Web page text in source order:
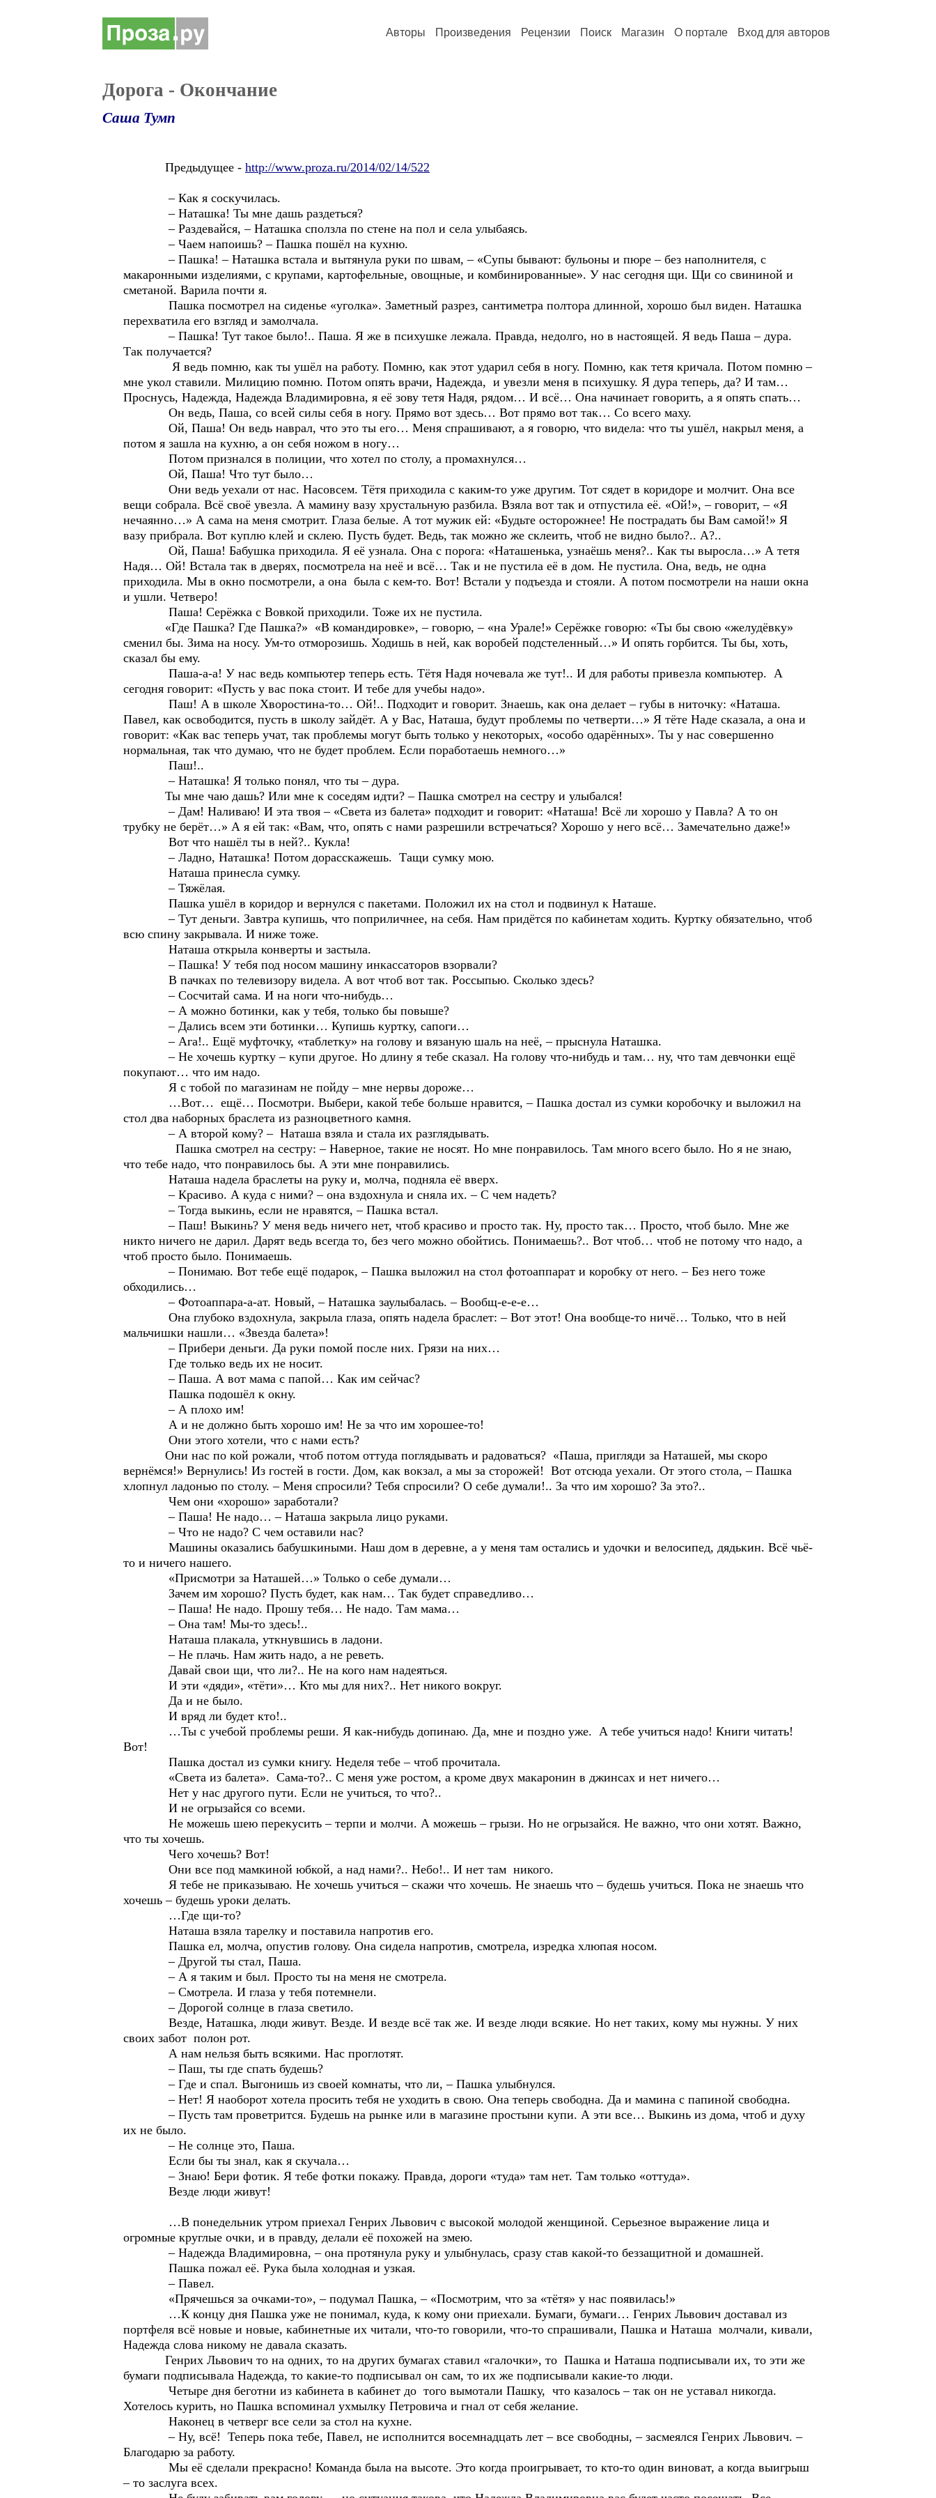
Авторы Произведения Рецензии Поиск Магазин О портале Вход для авторов
Дорога - Окончание
Саша Тумп
Предыдущее - http://www.proza.ru/2014/02/14/522
– Как я соскучилась.
– Наташка! Ты мне дашь раздеться?
– Раздевайся, – Наташка сползла по стене на пол и села улыбаясь.
– Чаем напоишь? – Пашка пошёл на кухню.
– Пашка! – Наташка встала и вытянула руки по швам, – «Супы бывают: бульоны и пюре – без наполнителя, с
макаронными изделиями, с крупами, картофельные, овощные, и комбинированные». У нас сегодня щи. Щи со свининой и
сметаной. Варила почти я.
Пашка посмотрел на сиденье «уголка». Заметный разрез, сантиметра полтора длинной, хорошо был виден. Наташка
перехватила его взгляд и замолчала.
– Пашка! Тут такое было!.. Паша. Я же в психушке лежала. Правда, недолго, но в настоящей. Я ведь Паша – дура.
Так получается?
Я ведь помню, как ты ушёл на работу. Помню, как этот ударил себя в ногу. Помню, как тетя кричала. Потом помню –
мне укол ставили. Милицию помню. Потом опять врачи, Надежда, и увезли меня в психушку. Я дура теперь, да? И там…
Проснусь, Надежда, Надежда Владимировна, я её зову тетя Надя, рядом… И всё… Она начинает говорить, а я опять спать…
Он ведь, Паша, со всей силы себя в ногу. Прямо вот здесь… Вот прямо вот так… Со всего маху.
Ой, Паша! Он ведь наврал, что это ты его… Меня спрашивают, а я говорю, что видела: что ты ушёл, накрыл меня, а
потом я зашла на кухню, а он себя ножом в ногу…
Потом признался в полиции, что хотел по столу, а промахнулся…
Ой, Паша! Что тут было…
Они ведь уехали от нас. Насовсем. Тётя приходила с каким-то уже другим. Тот сядет в коридоре и молчит. Она все
вещи собрала. Всё своё увезла. А мамину вазу хрустальную разбила. Взяла вот так и отпустила её. «Ой!», – говорит, – «Я
нечаянно…» А сама на меня смотрит. Глаза белые. А тот мужик ей: «Будьте осторожнее! Не пострадать бы Вам самой!» Я
вазу прибрала. Вот куплю клей и склею. Пусть будет. Ведь, так можно же склеить, чтоб не видно было?.. А?..
Ой, Паша! Бабушка приходила. Я её узнала. Она с порога: «Наташенька, узнаёшь меня?.. Как ты выросла…» А тетя
Надя… Ой! Встала так в дверях, посмотрела на неё и всё… Так и не пустила её в дом. Не пустила. Она, ведь, не одна
приходила. Мы в окно посмотрели, а она была с кем-то. Вот! Встали у подъезда и стояли. А потом посмотрели на наши окна
и ушли. Четверо!
Паша! Серёжка с Вовкой приходили. Тоже их не пустила.
«Где Пашка? Где Пашка?» «В командировке», – говорю, – «на Урале!» Серёжке говорю: «Ты бы свою «желудёвку»
сменил бы. Зима на носу. Ум-то отморозишь. Ходишь в ней, как воробей подстеленный…» И опять горбится. Ты бы, хоть,
сказал бы ему.
Паша-а-а! У нас ведь компьютер теперь есть. Тётя Надя ночевала же тут!.. И для работы привезла компьютер. А
сегодня говорит: «Пусть у вас пока стоит. И тебе для учебы надо».
Паш! А в школе Хворостина-то… Ой!.. Подходит и говорит. Знаешь, как она делает – губы в ниточку: «Наташа.
Павел, как освободится, пусть в школу зайдёт. А у Вас, Наташа, будут проблемы по четверти…» Я тёте Наде сказала, а она и
говорит: «Как вас теперь учат, так проблемы могут быть только у некоторых, «особо одарённых». Ты у нас совершенно
нормальная, так что думаю, что не будет проблем. Если поработаешь немного…»
Паш!..
– Наташка! Я только понял, что ты – дура.
Ты мне чаю дашь? Или мне к соседям идти? – Пашка смотрел на сестру и улыбался!
– Дам! Наливаю! И эта твоя – «Света из балета» подходит и говорит: «Наташа! Всё ли хорошо у Павла? А то он
трубку не берёт…» А я ей так: «Вам, что, опять с нами разрешили встречаться? Хорошо у него всё… Замечательно даже!»
Вот что нашёл ты в ней?.. Кукла!
– Ладно, Наташка! Потом дорасскажешь. Тащи сумку мою.
Наташа принесла сумку.
– Тяжёлая.
Пашка ушёл в коридор и вернулся с пакетами. Положил их на стол и подвинул к Наташе.
– Тут деньги. Завтра купишь, что поприличнее, на себя. Нам придётся по кабинетам ходить. Куртку обязательно, чтоб
всю спину закрывала. И ниже тоже.
Наташа открыла конверты и застыла.
– Пашка! У тебя под носом машину инкассаторов взорвали?
В пачках по телевизору видела. А вот чтоб вот так. Россыпью. Сколько здесь?
– Сосчитай сама. И на ноги что-нибудь…
– А можно ботинки, как у тебя, только бы повыше?
– Дались всем эти ботинки… Купишь куртку, сапоги…
– Ага!.. Ещё муфточку, «таблетку» на голову и вязаную шаль на неё, – прыснула Наташка.
– Не хочешь куртку – купи другое. Но длину я тебе сказал. На голову что-нибудь и там… ну, что там девчонки ещё
покупают… что им надо.
Я с тобой по магазинам не пойду – мне нервы дороже…
…Вот… ещё… Посмотри. Выбери, какой тебе больше нравится, – Пашка достал из сумки коробочку и выложил на
стол два наборных браслета из разноцветного камня.
– А второй кому? – Наташа взяла и стала их разглядывать.
Пашка смотрел на сестру: – Наверное, такие не носят. Но мне понравилось. Там много всего было. Но я не знаю,
что тебе надо, что понравилось бы. А эти мне понравились.
Наташа надела браслеты на руку и, молча, подняла её вверх.
– Красиво. А куда с ними? – она вздохнула и сняла их. – С чем надеть?
– Тогда выкинь, если не нравятся, – Пашка встал.
– Паш! Выкинь? У меня ведь ничего нет, чтоб красиво и просто так. Ну, просто так… Просто, чтоб было. Мне же
никто ничего не дарил. Дарят ведь всегда то, без чего можно обойтись. Понимаешь?.. Вот чтоб… чтоб не потому что надо, а
чтоб просто было. Понимаешь.
– Понимаю. Вот тебе ещё подарок, – Пашка выложил на стол фотоаппарат и коробку от него. – Без него тоже
обходились…
– Фотоаппара-а-ат. Новый, – Наташка заулыбалась. – Вообщ-е-е-е…
Она глубоко вздохнула, закрыла глаза, опять надела браслет: – Вот этот! Она вообще-то ничё… Только, что в ней
мальчишки нашли… «Звезда балета»!
– Прибери деньги. Да руки помой после них. Грязи на них…
Где только ведь их не носит.
– Паша. А вот мама с папой… Как им сейчас?
Пашка подошёл к окну.
– А плохо им!
А и не должно быть хорошо им! Не за что им хорошее-то!
Они этого хотели, что с нами есть?
Они нас по кой рожали, чтоб потом оттуда поглядывать и радоваться? «Паша, пригляди за Наташей, мы скоро
вернёмся!» Вернулись! Из гостей в гости. Дом, как вокзал, а мы за сторожей! Вот отсюда уехали. От этого стола, – Пашка
хлопнул ладонью по столу. – Меня спросили? Тебя спросили? О себе думали!.. За что им хорошо? За это?..
Чем они «хорошо» заработали?
– Паша! Не надо… – Наташа закрыла лицо руками.
– Что не надо? С чем оставили нас?
Машины оказались бабушкиными. Наш дом в деревне, а у меня там остались и удочки и велосипед, дядькин. Всё чьё-
то и ничего нашего.
«Присмотри за Наташей…» Только о себе думали…
Зачем им хорошо? Пусть будет, как нам… Так будет справедливо…
– Паша! Не надо. Прошу тебя… Не надо. Там мама…
– Она там! Мы-то здесь!..
Наташа плакала, уткнувшись в ладони.
– Не плачь. Нам жить надо, а не реветь.
Давай свои щи, что ли?.. Не на кого нам надеяться.
И эти «дяди», «тёти»… Кто мы для них?.. Нет никого вокруг.
Да и не было.
И вряд ли будет кто!..
…Ты с учебой проблемы реши. Я как-нибудь допинаю. Да, мне и поздно уже. А тебе учиться надо! Книги читать!
Вот!
Пашка достал из сумки книгу. Неделя тебе – чтоб прочитала.
«Света из балета». Сама-то?.. С меня уже ростом, а кроме двух макаронин в джинсах и нет ничего…
Нет у нас другого пути. Если не учиться, то что?..
И не огрызайся со всеми.
Не можешь шею перекусить – терпи и молчи. А можешь – грызи. Но не огрызайся. Не важно, что они хотят. Важно,
что ты хочешь.
Чего хочешь? Вот!
Они все под мамкиной юбкой, а над нами?.. Небо!.. И нет там никого.
Я тебе не приказываю. Не хочешь учиться – скажи что хочешь. Не знаешь что – будешь учиться. Пока не знаешь что
хочешь – будешь уроки делать.
…Где щи-то?
Наташа взяла тарелку и поставила напротив его.
Пашка ел, молча, опустив голову. Она сидела напротив, смотрела, изредка хлюпая носом.
– Другой ты стал, Паша.
– А я таким и был. Просто ты на меня не смотрела.
– Смотрела. И глаза у тебя потемнели.
– Дорогой солнце в глаза светило.
Везде, Наташка, люди живут. Везде. И везде всё так же. И везде люди всякие. Но нет таких, кому мы нужны. У них
своих забот полон рот.
А нам нельзя быть всякими. Нас проглотят.
– Паш, ты где спать будешь?
– Где и спал. Выгонишь из своей комнаты, что ли, – Пашка улыбнулся.
– Нет! Я наоборот хотела просить тебя не уходить в свою. Она теперь свободна. Да и мамина с папиной свободна.
– Пусть там проветрится. Будешь на рынке или в магазине простыни купи. А эти все… Выкинь из дома, чтоб и духу
их не было.
– Не солнце это, Паша.
Если бы ты знал, как я скучала…
– Знаю! Бери фотик. Я тебе фотки покажу. Правда, дороги «туда» там нет. Там только «оттуда».
Везде люди живут!
…В понедельник утром приехал Генрих Львович с высокой молодой женщиной. Серьезное выражение лица и
огромные круглые очки, и в правду, делали её похожей на змею.
– Надежда Владимировна, – она протянула руку и улыбнулась, сразу став какой-то беззащитной и домашней.
Пашка пожал её. Рука была холодная и узкая.
– Павел.
«Прячешься за очками-то», – подумал Пашка, – «Посмотрим, что за «тётя» у нас появилась!»
…К концу дня Пашка уже не понимал, куда, к кому они приехали. Бумаги, бумаги… Генрих Львович доставал из
портфеля всё новые и новые, кабинетные их читали, что-то говорили, что-то спрашивали, Пашка и Наташа молчали, кивали,
Надежда слова никому не давала сказать.
Генрих Львович то на одних, то на других бумагах ставил «галочки», то Пашка и Наташа подписывали их, то эти же
бумаги подписывала Надежда, то какие-то подписывал он сам, то их же подписывали какие-то люди.
Четыре дня беготни из кабинета в кабинет до того вымотали Пашку, что казалось – так он не уставал никогда.
Хотелось курить, но Пашка вспоминал ухмылку Петровича и гнал от себя желание.
Наконец в четверг все сели за стол на кухне.
– Ну, всё! Теперь пока тебе, Павел, не исполнится восемнадцать лет – все свободны, – засмеялся Генрих Львович. –
Благодарю за работу.
Мы её сделали прекрасно! Команда была на высоте. Это когда проигрывает, то кто-то один виноват, а когда выигрыш
– то заслуга всех.